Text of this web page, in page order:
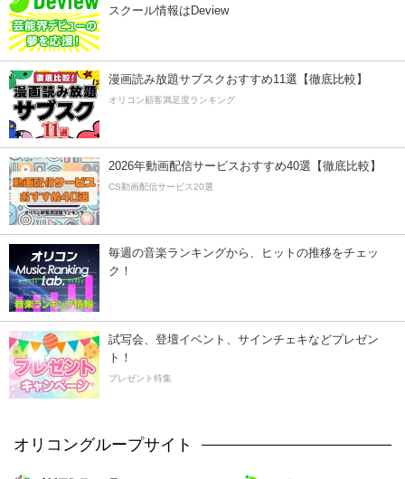
スクール情報はDeview
漫画読み放題サブスクおすすめ11選【徹底比較】
オリコン顧客満足度ランキング
2026年動画配信サービスおすすめ40選【徹底比較】
CS動画配信サービス20選
毎週の音楽ランキングから、ヒットの推移をチェッ
ク！
試写会、登壇イベント、サインチェキなどプレゼン
ト！
プレゼント特集
オリコングループサイト